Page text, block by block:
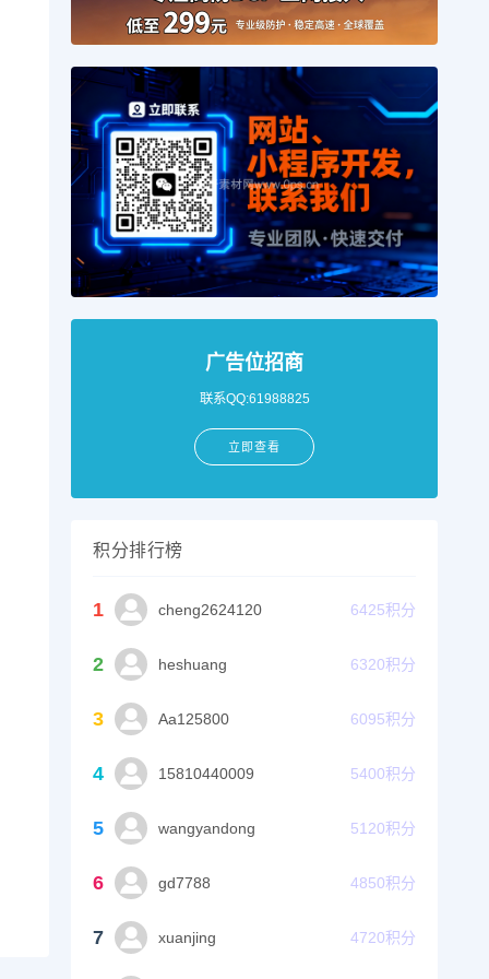
广告位招商
联系QQ:61988825
立即查看
积分排行榜
1 cheng2624120 6425积分
2 heshuang 6320积分
3 Aa125800 6095积分
4 15810440009 5400积分
5 wangyandong 5120积分
6 gd7788 4850积分
7 xuanjing 4720积分